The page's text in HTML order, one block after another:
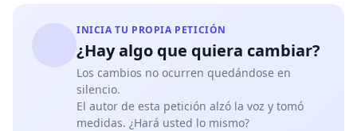
INICIA TU PROPIA PETICIÓN
¿Hay algo que quiera cambiar?
Los cambios no ocurren quedándose en
silencio.
El autor de esta petición alzó la voz y tomó
medidas. ¿Hará usted lo mismo?